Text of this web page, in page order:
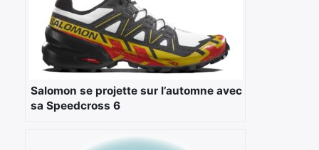
Salomon se projette sur l’automne avec
sa Speedcross 6